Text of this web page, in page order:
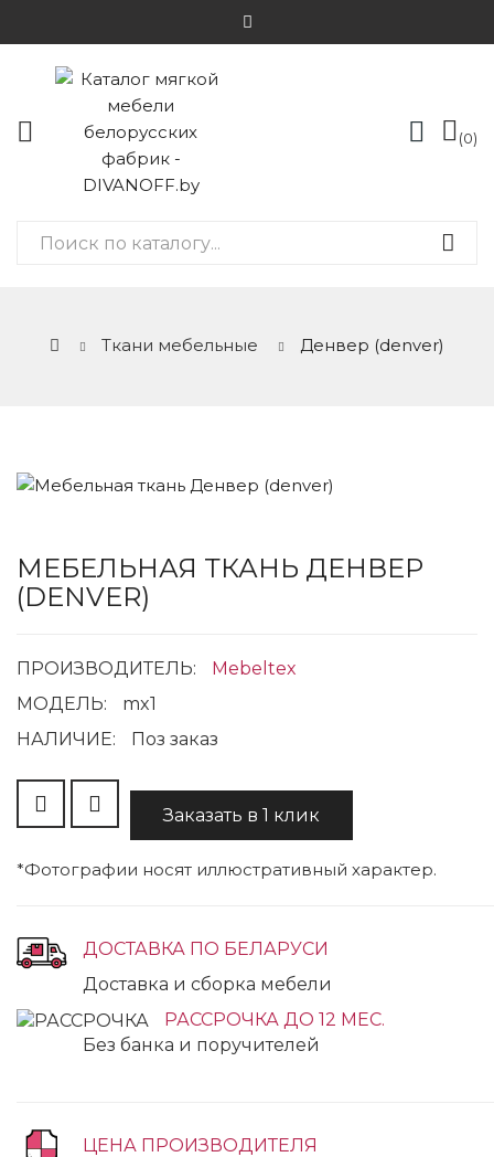
0
Ткани мебельные Денвер (denver)
МЕБЕЛЬНАЯ ТКАНЬ ДЕНВЕР
(DENVER)
ПРОИЗВОДИТЕЛЬ:
Mebeltex
МОДЕЛЬ:
mx1
НАЛИЧИЕ:
Поз заказ
Заказать в 1 клик
*Фотографии носят иллюстративный характер.
ДОСТАВКА ПО БЕЛАРУСИ
Доставка и сборка мебели
РАССРОЧКА ДО 12 МЕС.
Без банка и поручителей
ЦЕНА ПРОИЗВОДИТЕЛЯ